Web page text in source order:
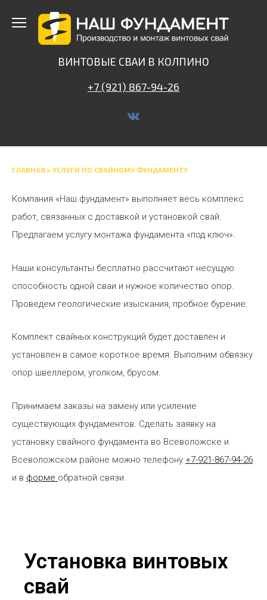
содержанию
ВИНТОВЫЕ СВАИ В КОЛПИНО
+7 (921) 867-94-26
ГЛАВНАЯ » УСЛУГИ ПО СВАЙНОМУ ФУНДАМЕНТУ
Компания «Наш фундамент» выполняет весь комплекс
работ, связанных с доставкой и установкой свай.
Предлагаем услугу монтажа фундамента «под ключ».
Наши консультанты бесплатно рассчитают несущую
способность одной сваи и нужное количество опор.
Проведем геологические изыскания, пробное бурение.
Комплект свайных конструкций будет доставлен и
установлен в самое короткое время. Выполним обвязку
опор швеллером, уголком, брусом.
Принимаем заказы на замену или усиление
существующих фундаментов. Сделать заявку на
установку свайного фундамента во Всеволожске и
Всеволожском районе можно телефону +7-921-867-94-26
и в форме обратной связи.
Установка винтовых
свай